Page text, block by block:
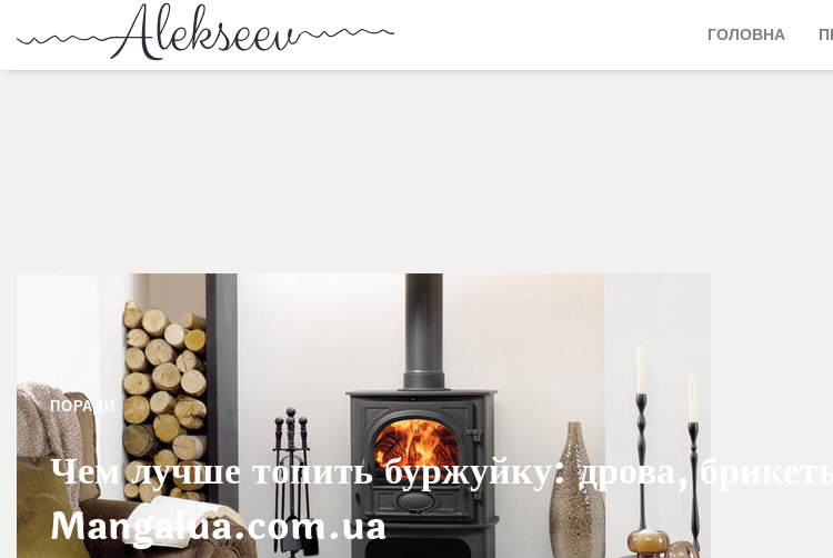
ГОЛОВНА
ПОРАДИ
Чем лучше топить буржуйку: дрова,
Mangalua.com.ua